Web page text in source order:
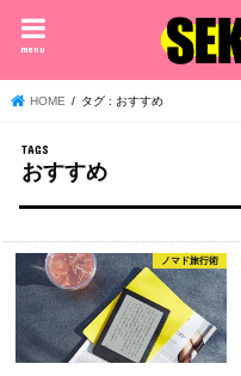
menu
HOME タグ : おすすめ
おすすめ
ノマド旅行術